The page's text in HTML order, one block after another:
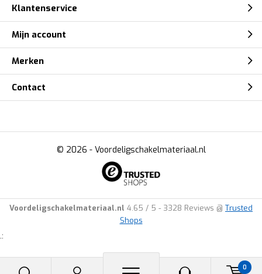
0
Klantenservice
Mijn account
Merken
Contact
© 2026 - Voordeligschakelmateriaal.nl
Voordeligschakelmateriaal.nl 4.65 / 5 - 3328 Reviews @ Trusted
Shops
.: